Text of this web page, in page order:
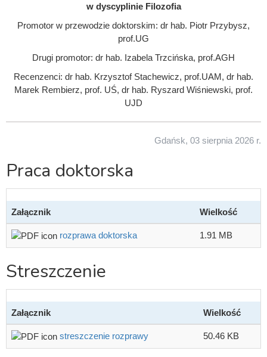
w dyscyplinie Filozofia
Promotor w przewodzie doktorskim: dr hab. Piotr Przybysz,
prof.UG
Drugi promotor: dr hab. Izabela Trzcińska, prof.AGH
Recenzenci: dr hab. Krzysztof Stachewicz, prof.UAM, dr hab.
Marek Rembierz, prof. UŚ, dr hab. Ryszard Wiśniewski, prof.
UJD
Gdańsk, 03 sierpnia 2026 r.
Praca doktorska
Załącznik Wielkość
rozprawa doktorska 1.91 MB
Streszczenie
Załącznik Wielkość
streszczenie rozprawy 50.46 KB